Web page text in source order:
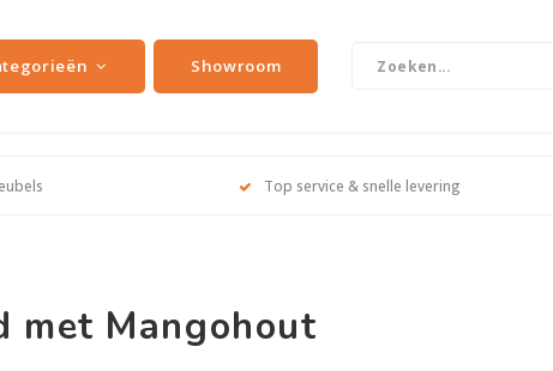
Showroom
Top service & snelle levering
met Mangohout